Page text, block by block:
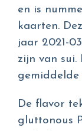
en is
kaarten.
jaar 2021-
zijn van sui.
De flavor
gluttonous